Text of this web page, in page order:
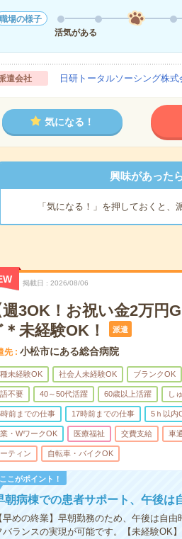
職場の様子
活気がある
遣会社 日研トータルソーシング株
気になる！
興味があった
「気になる！」を押しておくと、
掲載日 2026/08/06
週3OK！お祝い金2万円
＊未経験OK！
派遣
先 小松市にある総合病院
未経験OK 社会人未経験OK ブランクOK
不要 40～50代活躍 60歳以上活躍 し
時前までの仕事 17時前までの仕事 5ｈ以内
・WワークOK 医療福祉 交費支給 車
ティン 自転車・バイクOK
ここがポイント！
朝病棟での患者サポート、午後は
早めの終業】早朝勤務のため、午後は自
バランスの実現が可能です。【未経験OK